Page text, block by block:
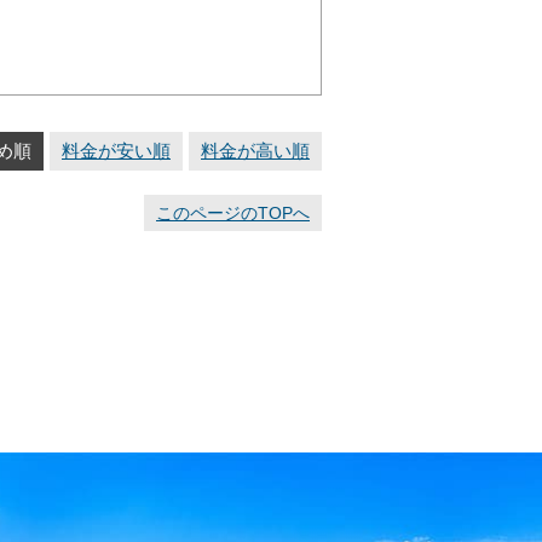
順 料金が安い順 料金が高い順
このページのTOPへ